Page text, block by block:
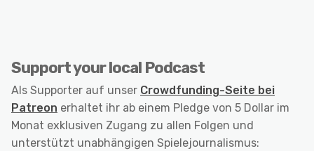
Support your local Podcast
Als Supporter auf unser Crowdfunding-Seite bei
Patreon erhaltet ihr ab einem Pledge von 5 Dollar im
Monat exklusiven Zugang zu allen Folgen und
unterstützt unabhängigen Spielejournalismus: